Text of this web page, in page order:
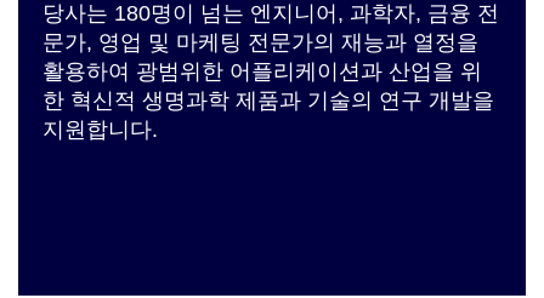
당사는 180명이 넘는 엔지니어, 과학자, 금융 전
문가, 영업 및 마케팅 전문가의 재능과 열정을
활용하여 광범위한 어플리케이션과 산업을 위
한 혁신적 생명과학 제품과 기술의 연구 개발을
지원합니다.